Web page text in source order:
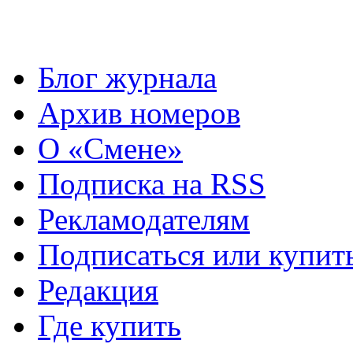
Блог журнала
Архив номеров
О «Смене»
Подписка на RSS
Рекламодателям
Подписаться или
Редакция
Где купить